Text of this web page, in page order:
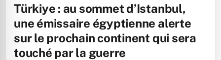
Türkiye : au sommet d’Istanbul,
une émissaire égyptienne alerte
sur le prochain continent qui sera
touché par la guerre